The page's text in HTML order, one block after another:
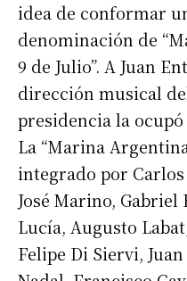
idea de conformar
denominación de
9 de Julio”. A Juan
dirección musical
presidencia la
La “Marina
integrado por
José Marino,
Lucía, Augusto
Felipe Di Siervi,